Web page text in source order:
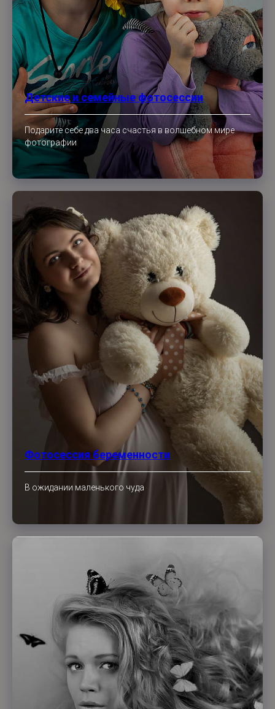
Детские и семейные фотосессии
Подарите себе два часа счастья в волшебном мире
фотографии
Фотосессия беременности
В ожидании маленького чуда